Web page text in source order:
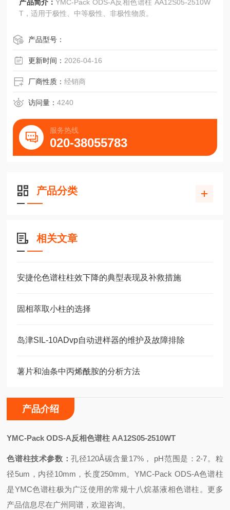
产品简介：YMC-Pack ODS-A反相色谱柱 AA12S05-2510W
T，适用于极性、中等极性、非极性物质。
产品型号：
更新时间： 2026-04-16
厂商性质：经销商
访问量：4240
服务热线
020-38055783
产品分类
相关文章
安捷伦色谱柱柱效下降的典型表现及补救措施
固相萃取小柱的选择
岛津SIL-10ADvp自动进样器的维护及故障排除
薯片和油条中丙烯酰胺的分析方法
产品介绍
YMC-Pack ODS-A反相色谱柱 AA12S05-2510WT
色谱柱技术参数：孔径120Å碳含量17%， pH范围是：2-7。粒
径5um，内径10mm，长度250mm。YMC-Pack ODS-A色谱柱
是YMC色谱柱极为广泛使用的常规十八烷基液相色谱柱。更多
产品信息尽在广州同谱，欢迎咨询。